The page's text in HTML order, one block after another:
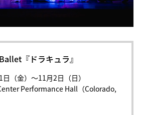
『ドラキュラ』
（金）〜11月2日（日）
Performance Hall（Colorado,